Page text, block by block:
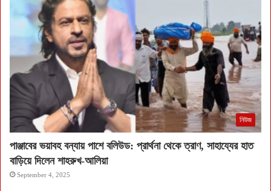
নিউজ
পাঞ্জাবের ভয়াবহ বন্যায় পাশে বলিউড: প্রার্থনা থেকে ত্রাণ, সাহায্যের হাত
বাড়িয়ে দিলেন শাহরুখ-আলিয়া
September 4, 2025